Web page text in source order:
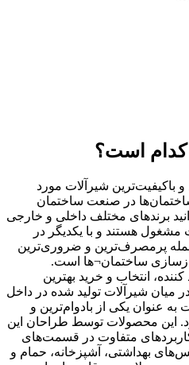
کدام است؟
باکیفیت‌ترین شیرآلات مورد
در صنعت ساختمان
برندهای مختلف داخلی و خارجی
مشغول هستند و با یکدیگر در
پرمصرف‌ترین و ضروری‌ترین
ساختمان¬ها است.
کننده، انتخاب و خرید بهترین
میان شیرآلات تولید شده در داخل
عنوان یکی از بادوام‌ترین و
این محصولات توسط طراحان این
متفاوت در قسمت‌های
بهداشتی، آشپزخانه، حمام و